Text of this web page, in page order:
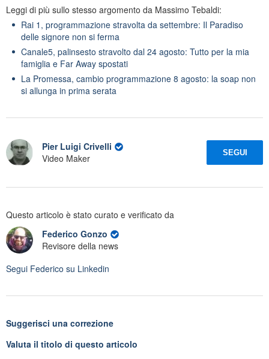
Leggi di più sullo stesso argomento da Massimo Tebaldi:
Rai 1, programmazione stravolta da settembre: Il Paradiso
delle signore non si ferma
Canale5, palinsesto stravolto dal 24 agosto: Tutto per la mia
famiglia e Far Away spostati
La Promessa, cambio programmazione 8 agosto: la soap non
si allunga in prima serata
Pier Luigi Crivelli
Video Maker
SEGUI
Questo articolo è stato curato e verificato da
Federico Gonzo
Revisore della news
Segui Federico su Linkedin
Suggerisci una correzione
Valuta il titolo di questo articolo